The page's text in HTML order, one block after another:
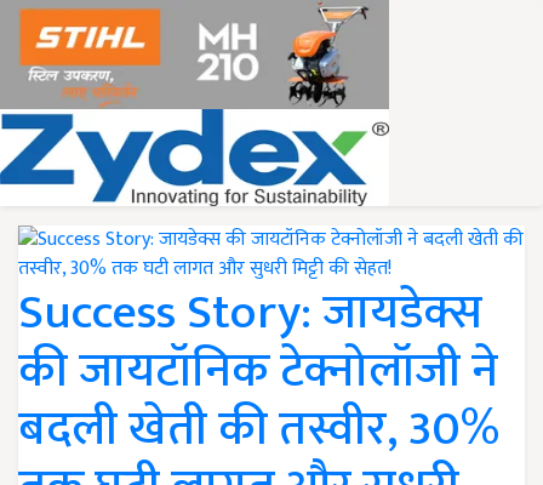
Success Story: जायडेक्स
की जायटॉनिक टेक्नोलॉजी ने
बदली खेती की तस्वीर, 30%